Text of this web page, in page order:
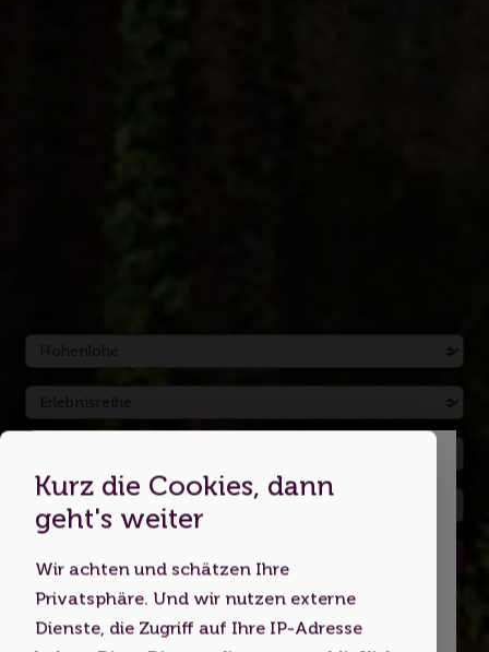
Dies ist eine Webseite für
Erwachsene
Indem Sie diese Website nutzen,
bestätigen Sie, dass Sie mindestens 18
Kurz die Cookies, dann
geht's weiter
Wir achten und schätzen Ihre
Privatsphäre. Und wir nutzen externe
Dienste, die Zugriff auf Ihre IP-Adresse